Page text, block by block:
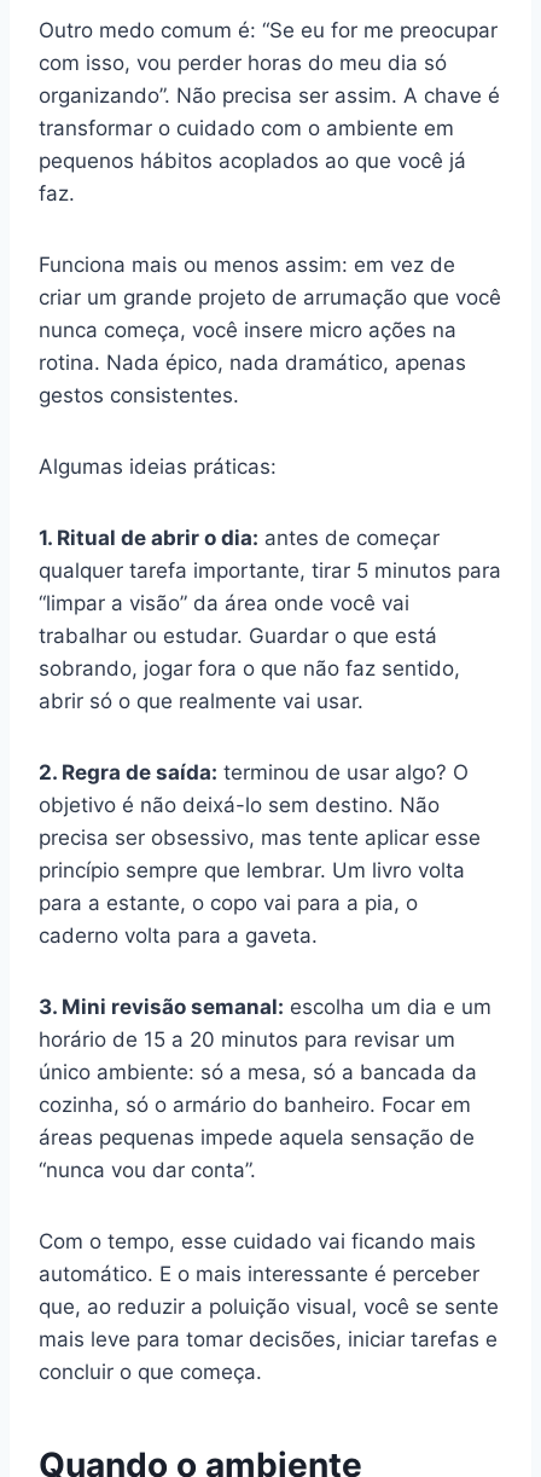
Outro medo comum é: “Se eu for me preocupar
com isso, vou perder horas do meu dia só
organizando”. Não precisa ser assim. A chave é
transformar o cuidado com o ambiente em
pequenos hábitos acoplados ao que você já
faz.
Funciona mais ou menos assim: em vez de
criar um grande projeto de arrumação que você
nunca começa, você insere micro ações na
rotina. Nada épico, nada dramático, apenas
gestos consistentes.
Algumas ideias práticas:
1. Ritual de abrir o dia: antes de começar
qualquer tarefa importante, tirar 5 minutos para
“limpar a visão” da área onde você vai
trabalhar ou estudar. Guardar o que está
sobrando, jogar fora o que não faz sentido,
abrir só o que realmente vai usar.
2. Regra de saída: terminou de usar algo? O
objetivo é não deixá-lo sem destino. Não
precisa ser obsessivo, mas tente aplicar esse
princípio sempre que lembrar. Um livro volta
para a estante, o copo vai para a pia, o
caderno volta para a gaveta.
3. Mini revisão semanal: escolha um dia e um
horário de 15 a 20 minutos para revisar um
único ambiente: só a mesa, só a bancada da
cozinha, só o armário do banheiro. Focar em
áreas pequenas impede aquela sensação de
“nunca vou dar conta”.
Com o tempo, esse cuidado vai ficando mais
automático. E o mais interessante é perceber
que, ao reduzir a poluição visual, você se sente
mais leve para tomar decisões, iniciar tarefas e
concluir o que começa.
Quando o ambiente